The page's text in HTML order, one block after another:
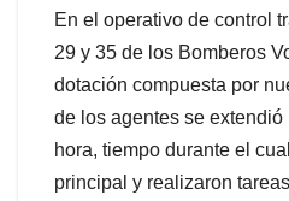
En el operativo de control
29 y 35 de los Bomberos
dotación compuesta por
de los agentes se
hora, tiempo durante el
principal y realizaron